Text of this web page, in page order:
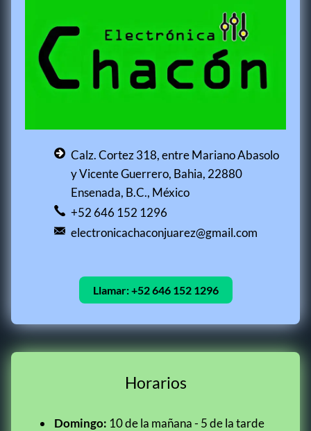
Calz. Cortez 318, entre Mariano Abasolo
y Vicente Guerrero, Bahia, 22880
Ensenada, B.C., México
+52 646 152 1296
electronicachaconjuarez@gmail.com
Llamar:+52 646 152 1296
Horarios
Domingo: 10 de la mañana - 5 de la tarde